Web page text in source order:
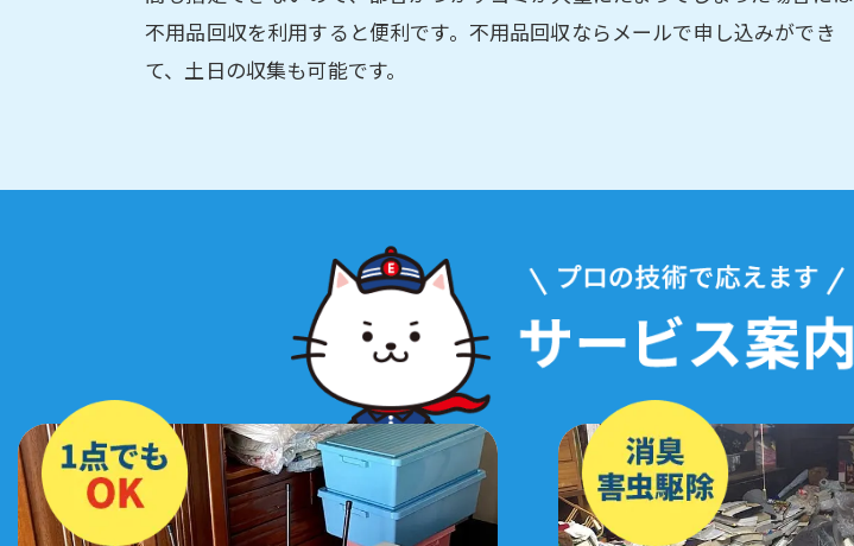
不用品回収を利用すると便利です。不用品回収ならメールで申し込みができ
て、土日の収集も可能です。